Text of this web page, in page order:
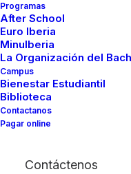
Programas
After School
Euro Iberia
MinuIberia
La Organización del
Campus
Bienestar Estudiantil
Biblioteca
Contactanos
Pagar online
Contáctenos